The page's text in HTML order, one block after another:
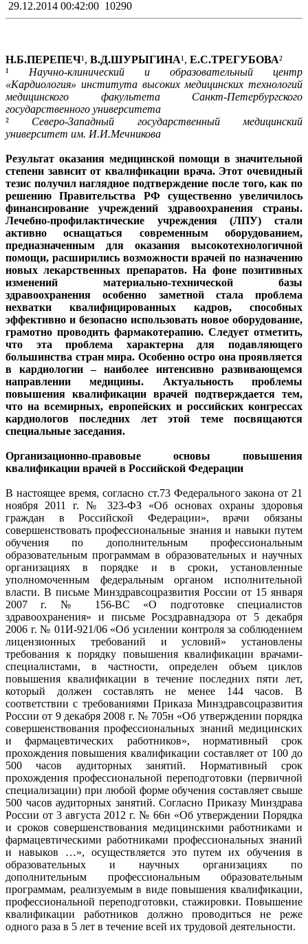
29.12.2014 00:42:00 10290
Н.Б.ПЕРЕПЕЧ¹, В.Д.ШУРЫГИНА¹, Е.С.ТРЕГУБОВА²
¹ Научно-клинический и образовательный центр
«Кардиология» института высоких медицинских технологий
медицинского факультета Санкт-Петербургского
государственного университета
² Северо-Западный государственный медицинский
университет им. И.И.Мечникова
Результат оказания медицинской помощи в значительной
степени зависит от квалификации врача. Этот очевидный
тезис получил наглядное подтверждение после того, как по
решению Правительства РФ существенно увеличилось
финансирование учреждений здравоохранения страны.
Лечебно-профилактические учреждения (ЛПУ) стали
активно оснащаться современным оборудованием,
предназначенным для оказания высокотехнологичной
помощи, расширились возможности врачей по назначению
новых лекарственных препаратов. На фоне позитивных
изменений материально-технической базы
здравоохранения особенно заметной стала проблема
нехватки квалифицированных кадров, способных
эффективно и безопасно использовать новое оборудование,
грамотно проводить фармакотерапию. Следует отметить,
что эта проблема характерна для подавляющего
большинства стран мира. Особенно остро она проявляется
в кардиологии – наиболее интенсивно развивающемся
направлении медицины. Актуальность проблемы
повышения квалификации врачей подтверждается тем,
что на всемирных, европейских и российских конгрессах
кардиологов последних лет этой теме посвящаются
специальные заседания.
Организационно-правовые основы повышения
квалификации врачей в Российской Федерации
В настоящее время, согласно ст.73 Федерального закона от 21
ноября 2011 г. № 323-ФЗ «Об основах охраны здоровья
граждан в Российской Федерации», врачи обязаны
совершенствовать профессиональные знания и навыки путем
обучения по дополнительным профессиональным
образовательным программам в образовательных и научных
организациях в порядке и в сроки, установленные
уполномоченным федеральным органом исполнительной
власти. В письме Минздравсоцразвития России от 15 января
2007 г. № 156-ВС «О подготовке специалистов
здравоохранения» и письме Росздравнадзора от 5 декабря
2006 г. № 01И-921/06 «Об усилении контроля за соблюдением
лицензионных требований и условий» установлены
требования к порядку повышения квалификации врачами-
специалистами, в частности, определен объем циклов
повышения квалификации в течение последних пяти лет,
который должен составлять не менее 144 часов. В
соответствии с требованиями Приказа Минздравсоцразвития
России от 9 декабря 2008 г. № 705н «Об утверждении порядка
совершенствования профессиональных знаний медицинских
и фармацевтических работников», нормативный срок
прохождения повышения квалификации составляет от 100 до
500 часов аудиторных занятий. Нормативный срок
прохождения профессиональной переподготовки (первичной
специализации) при любой форме обучения составляет свыше
500 часов аудиторных занятий. Согласно Приказу Минздрава
России от 3 августа 2012 г. № 66н «Об утверждении Порядка
и сроков совершенствования медицинскими работниками и
фармацевтическими работниками профессиональных знаний
и навыков …», осуществляется это путем их обучения в
образовательных и научных организациях по
дополнительным профессиональным образовательным
программам, реализуемым в виде повышения квалификации,
профессиональной переподготовки, стажировки. Повышение
квалификации работников должно проводиться не реже
одного раза в 5 лет в течение всей их трудовой деятельности.